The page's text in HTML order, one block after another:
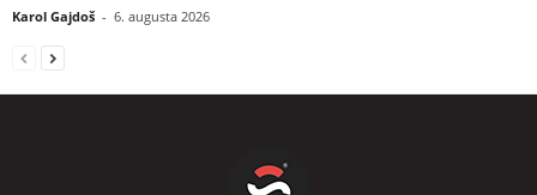
Karol Gajdoš - 6. augusta 2026